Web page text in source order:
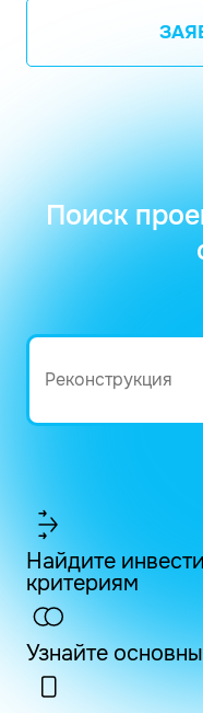
Поиск
Найдите
критериям
Узнайте